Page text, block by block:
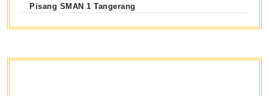
Pisang SMAN 1 Tangerang